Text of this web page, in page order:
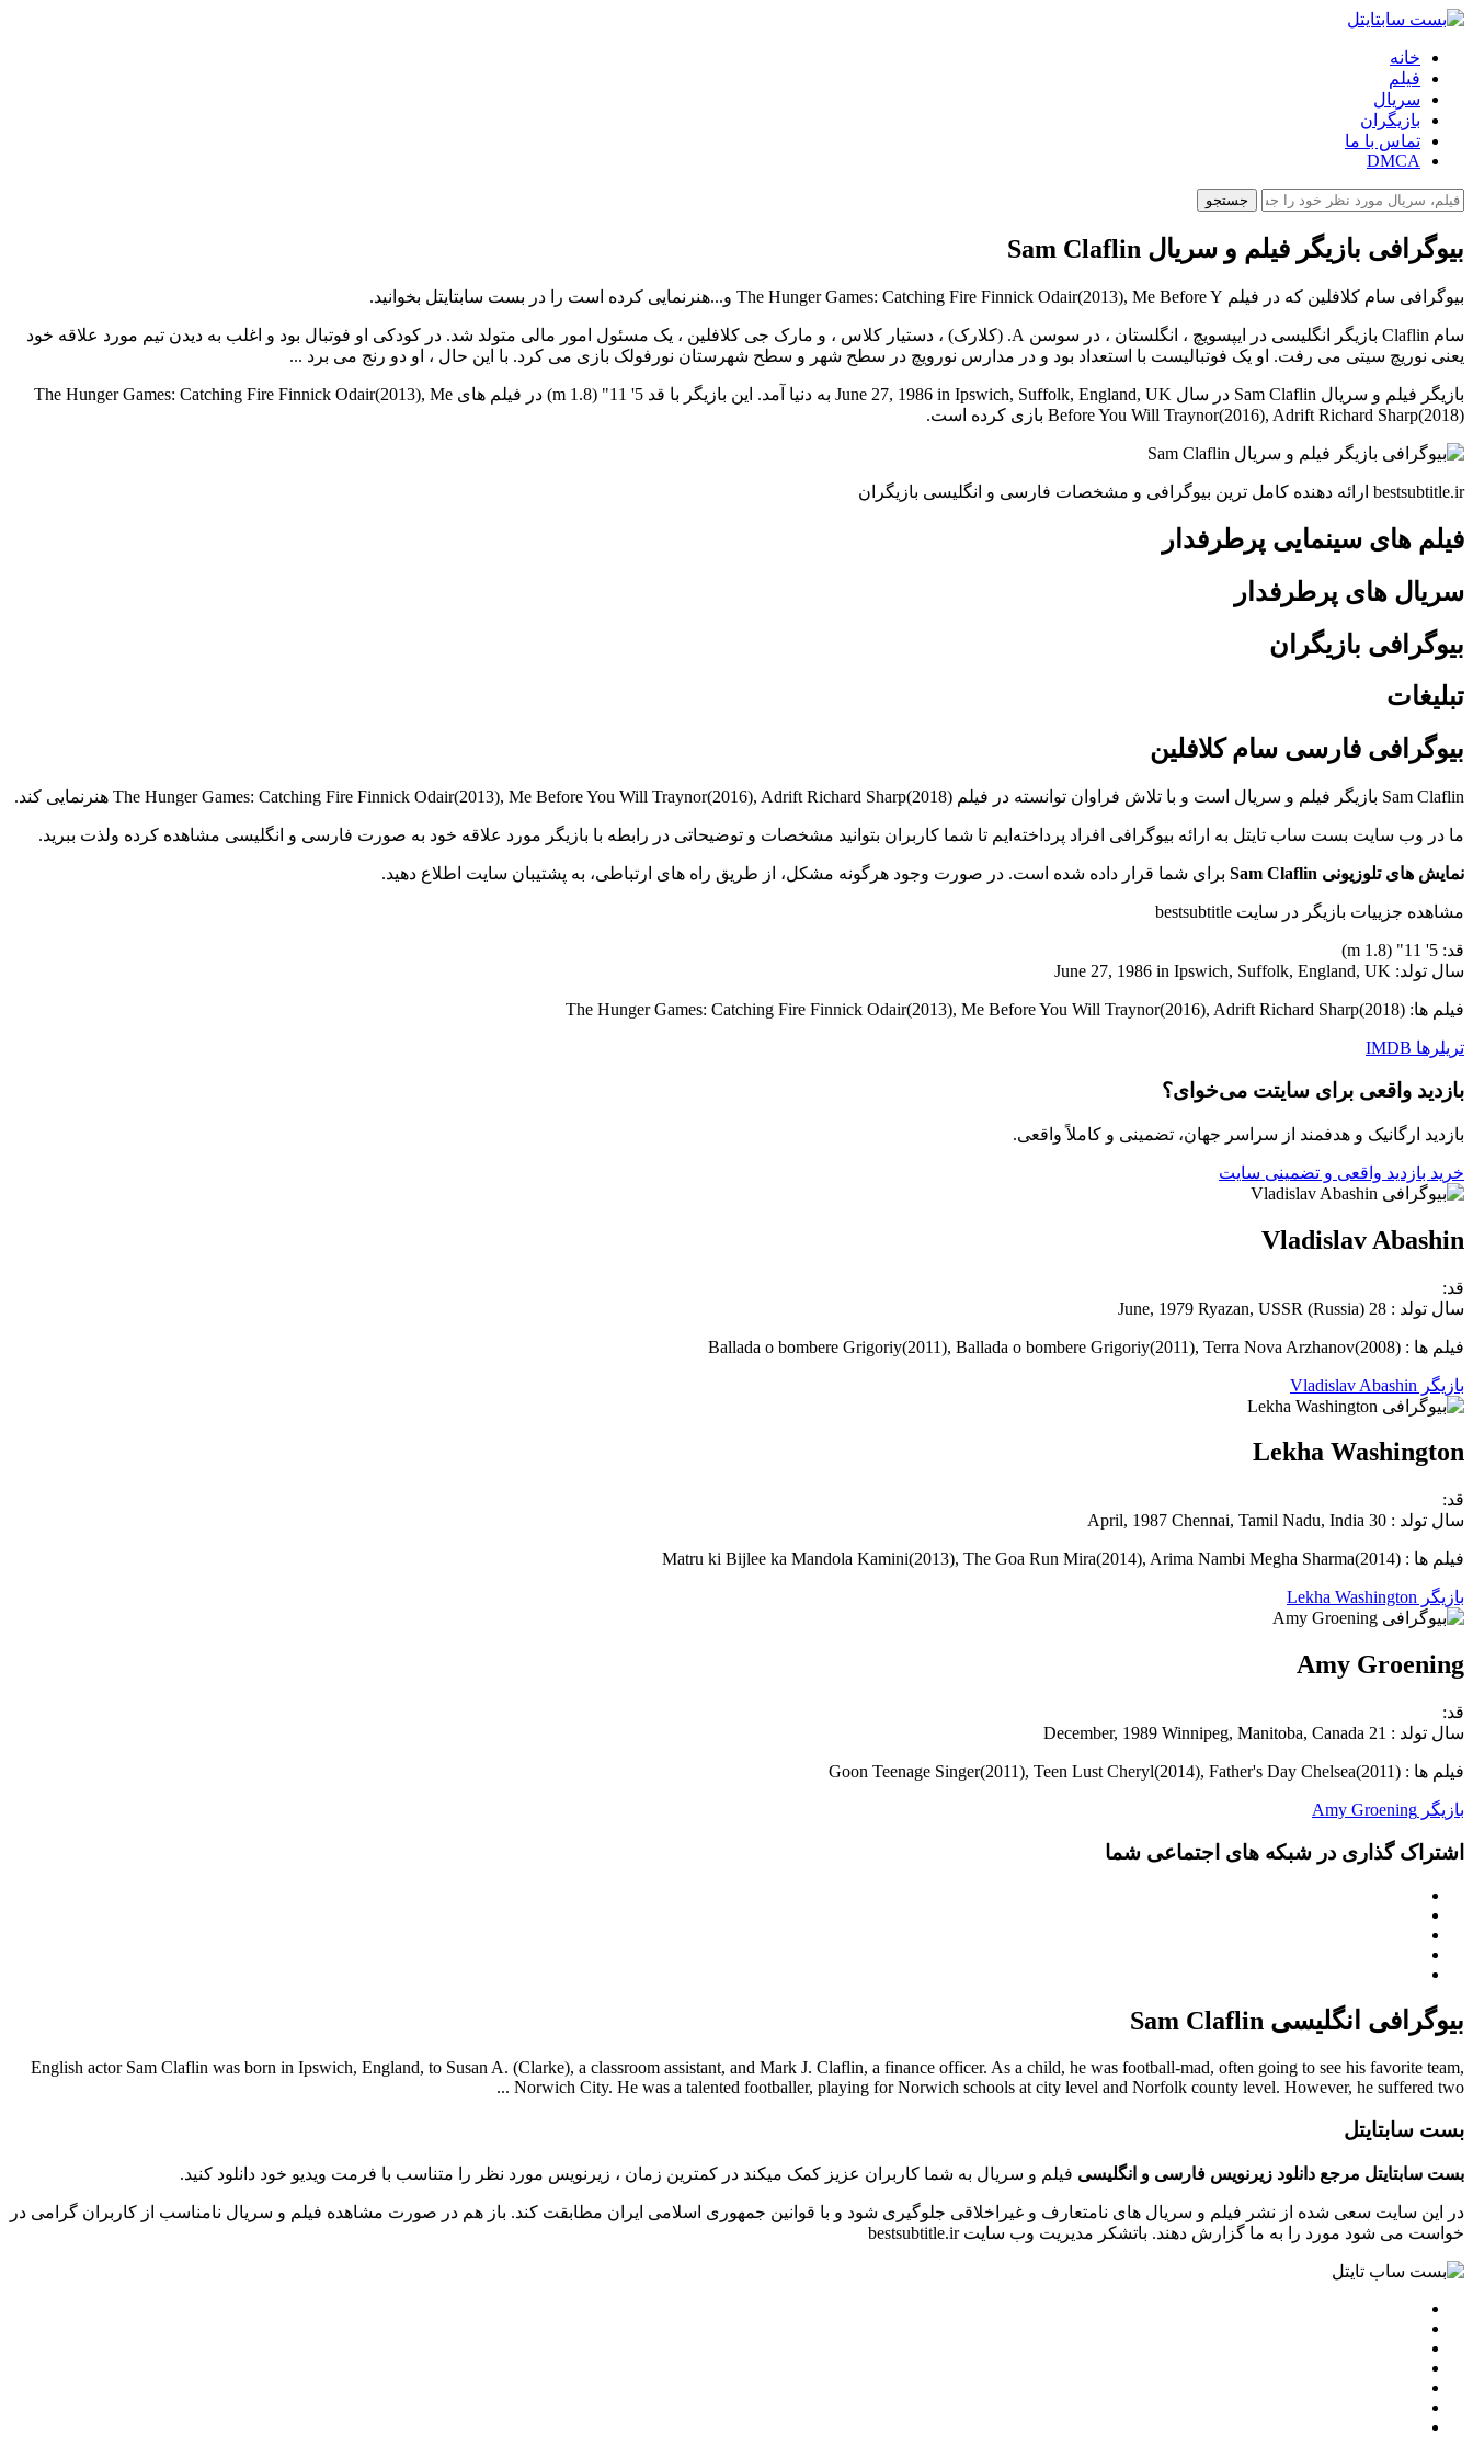
خانه
فیلم
سریال
بازیگران
تماس با ما
DMCA
جستجو
بیوگرافی بازیگر فیلم و سریال Sam Claflin
بیوگرافی سام کلافلین که در فیلم The Hunger Games: Catching Fire Finnick Odair(2013), Me Before Y و...هنرنمایی کرده است را در بست سابتایتل بخوانید.
سام Claflin بازیگر انگلیسی در ایپسویچ ، انگلستان ، در سوسن A. (کلارک) ، دستیار کلاس ، و مارک جی کلافلین ، یک مسئول امور مالی متولد شد. در کودکی او فوتبال بود و اغلب به دیدن تیم مورد علاقه خود
یعنی نوریچ سیتی می رفت. او یک فوتبالیست با استعداد بود و در مدارس نورویچ در سطح شهر و سطح شهرستان نورفولک بازی می کرد. با این حال ، او دو رنج می برد ...
بازیگر فیلم و سریال Sam Claflin در سال June 27, 1986 in Ipswich, Suffolk, England, UK به دنیا آمد. این بازیگر با قد 5' 11" (1.8 m) در فیلم های The Hunger Games: Catching Fire Finnick Odair(2013), Me
Before You Will Traynor(2016), Adrift Richard Sharp(2018) بازی کرده است.
bestsubtitle.ir ارائه دهنده کامل ترین بیوگرافی و مشخصات فارسی و انگلیسی بازیگران
فیلم های سینمایی پرطرفدار
سریال های پرطرفدار
بیوگرافی بازیگران
تبلیغات
بیوگرافی فارسی سام کلافلین
Sam Claflin بازیگر فیلم و سریال است و با تلاش فراوان توانسته در فیلم The Hunger Games: Catching Fire Finnick Odair(2013), Me Before You Will Traynor(2016), Adrift Richard Sharp(2018) هنرنمایی کند.
ما در وب سایت بست ساب تایتل به ارائه بیوگرافی افراد پرداخته‌ایم تا شما کاربران بتوانید مشخصات و توضیحاتی در رابطه با بازیگر مورد علاقه خود به صورت فارسی و انگلیسی مشاهده کرده ولذت ببرید.
نمایش های تلوزیونی Sam Claflin برای شما قرار داده شده است. در صورت وجود هرگونه مشکل، از طریق راه های ارتباطی، به پشتیبان سایت اطلاع دهید.
مشاهده جزییات بازیگر در سایت bestsubtitle
قد: 5' 11" (1.8 m)
سال تولد: June 27, 1986 in Ipswich, Suffolk, England, UK
فیلم ها: The Hunger Games: Catching Fire Finnick Odair(2013), Me Before You Will Traynor(2016), Adrift Richard Sharp(2018)
تریلرها IMDB
بازدید واقعی برای سایتت می‌خوای؟
بازدید ارگانیک و هدفمند از سراسر جهان، تضمینی و کاملاً واقعی.
خرید بازدید واقعی و تضمینی سایت
Vladislav Abashin
قد:
سال تولد : 28 June, 1979 Ryazan, USSR (Russia)
فیلم ها : Ballada o bombere Grigoriy(2011), Ballada o bombere Grigoriy(2011), Terra Nova Arzhanov(2008)
بازیگر Vladislav Abashin
Lekha Washington
قد:
سال تولد : 30 April, 1987 Chennai, Tamil Nadu, India
فیلم ها : Matru ki Bijlee ka Mandola Kamini(2013), The Goa Run Mira(2014), Arima Nambi Megha Sharma(2014)
بازیگر Lekha Washington
Amy Groening
قد:
سال تولد : 21 December, 1989 Winnipeg, Manitoba, Canada
فیلم ها : Goon Teenage Singer(2011), Teen Lust Cheryl(2014), Father's Day Chelsea(2011)
بازیگر Amy Groening
اشتراک گذاری در شبکه های اجتماعی شما
بیوگرافی انگلیسی Sam Claflin
English actor Sam Claflin was born in Ipswich, England, to Susan A. (Clarke), a classroom assistant, and Mark J. Claflin, a finance officer. As a child, he was football-mad, often going to see his favorite team,
Norwich City. He was a talented footballer, playing for Norwich schools at city level and Norfolk county level. However, he suffered two ...
بست سابتایتل
بست سابتایتل مرجع دانلود زیرنویس فارسی و انگلیسی فیلم و سریال به شما کاربران عزیز کمک میکند در کمترین زمان ، زیرنویس مورد نظر را متناسب با فرمت ویدیو خود دانلود کنید.
در این سایت سعی شده از نشر فیلم و سریال های نامتعارف و غیراخلاقی جلوگیری شود و با قوانین جمهوری اسلامی ایران مطابقت کند. باز هم در صورت مشاهده فیلم و سریال نامناسب از کاربران گرامی در
خواست می شود مورد را به ما گزارش دهند. باتشکر مدیریت وب سایت bestsubtitle.ir